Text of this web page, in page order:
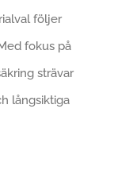
följer
fokus på
strävar
långsiktiga